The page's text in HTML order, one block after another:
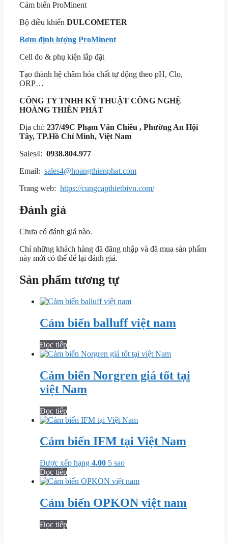
Cảm biến ProMinent
Bộ điều khiển DULCOMETER
Bơm định lượng ProMinent
Cell đo & phụ kiện lắp đặt
Tạo thành hệ châm hóa chất tự động theo pH, Clo,
ORP…
CÔNG TY TNHH KỸ THUẬT CÔNG NGHỆ
HOÀNG THIÊN PHÁT
Địa chỉ: 237/49C Phạm Văn Chiêu , Phường An Hội
Tây, TP.Hồ Chí Minh, Việt Nam
Sales4: 0938.804.977
Email: sales4@hoangthienphat.com
Trang web: https://cungcapthietbivn.com/
Đánh giá
Chưa có đánh giá nào.
Chỉ những khách hàng đã đăng nhập và đã mua sản phẩm
này mới có thể để lại đánh giá.
Sản phẩm tương tự
Cảm biến balluff việt nam
Đọc tiếp
Cảm biến Norgren giá tốt tại
việt Nam
Đọc tiếp
Cảm biến IFM tại Việt Nam
Được xếp hạng 4.00 5 sao
Đọc tiếp
Cảm biến OPKON việt nam
Đọc tiếp